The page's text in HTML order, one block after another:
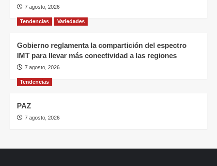
7 agosto, 2026
Tendencias Variedades
Gobierno reglamenta la compartición del espectro
IMT para llevar más conectividad a las regiones
7 agosto, 2026
Tendencias
PAZ
7 agosto, 2026